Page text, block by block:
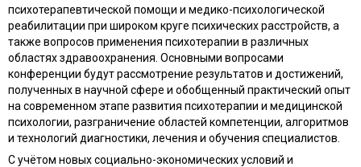
психотерапевтической помощи и медико-психологической
реабилитации при широком круге психических расстройств, а
также вопросов применения психотерапии в различных
областях здравоохранения. Основными вопросами
конференции будут рассмотрение результатов и достижений,
полученных в научной сфере и обобщенный практический опыт
на современном этапе развития психотерапии и медицинской
психологии, разграничение областей компетенции, алгоритмов
и технологий диагностики, лечения и обучения специалистов.
С учётом новых социально-экономических условий и